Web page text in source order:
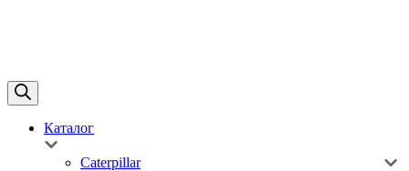
Каталог
Caterpillar